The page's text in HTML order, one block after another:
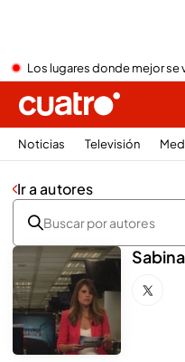
Los lugares donde mejor se
Noticias Televisión
Ir a autores